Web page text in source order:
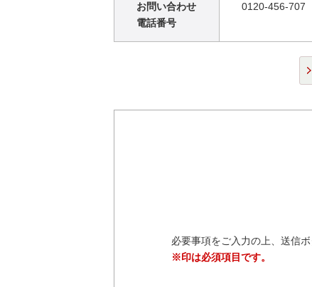
お問い合わせ
電話番号
0120-456-707
必要事項をご入力の上、送信ボ
※印は必須項目です。